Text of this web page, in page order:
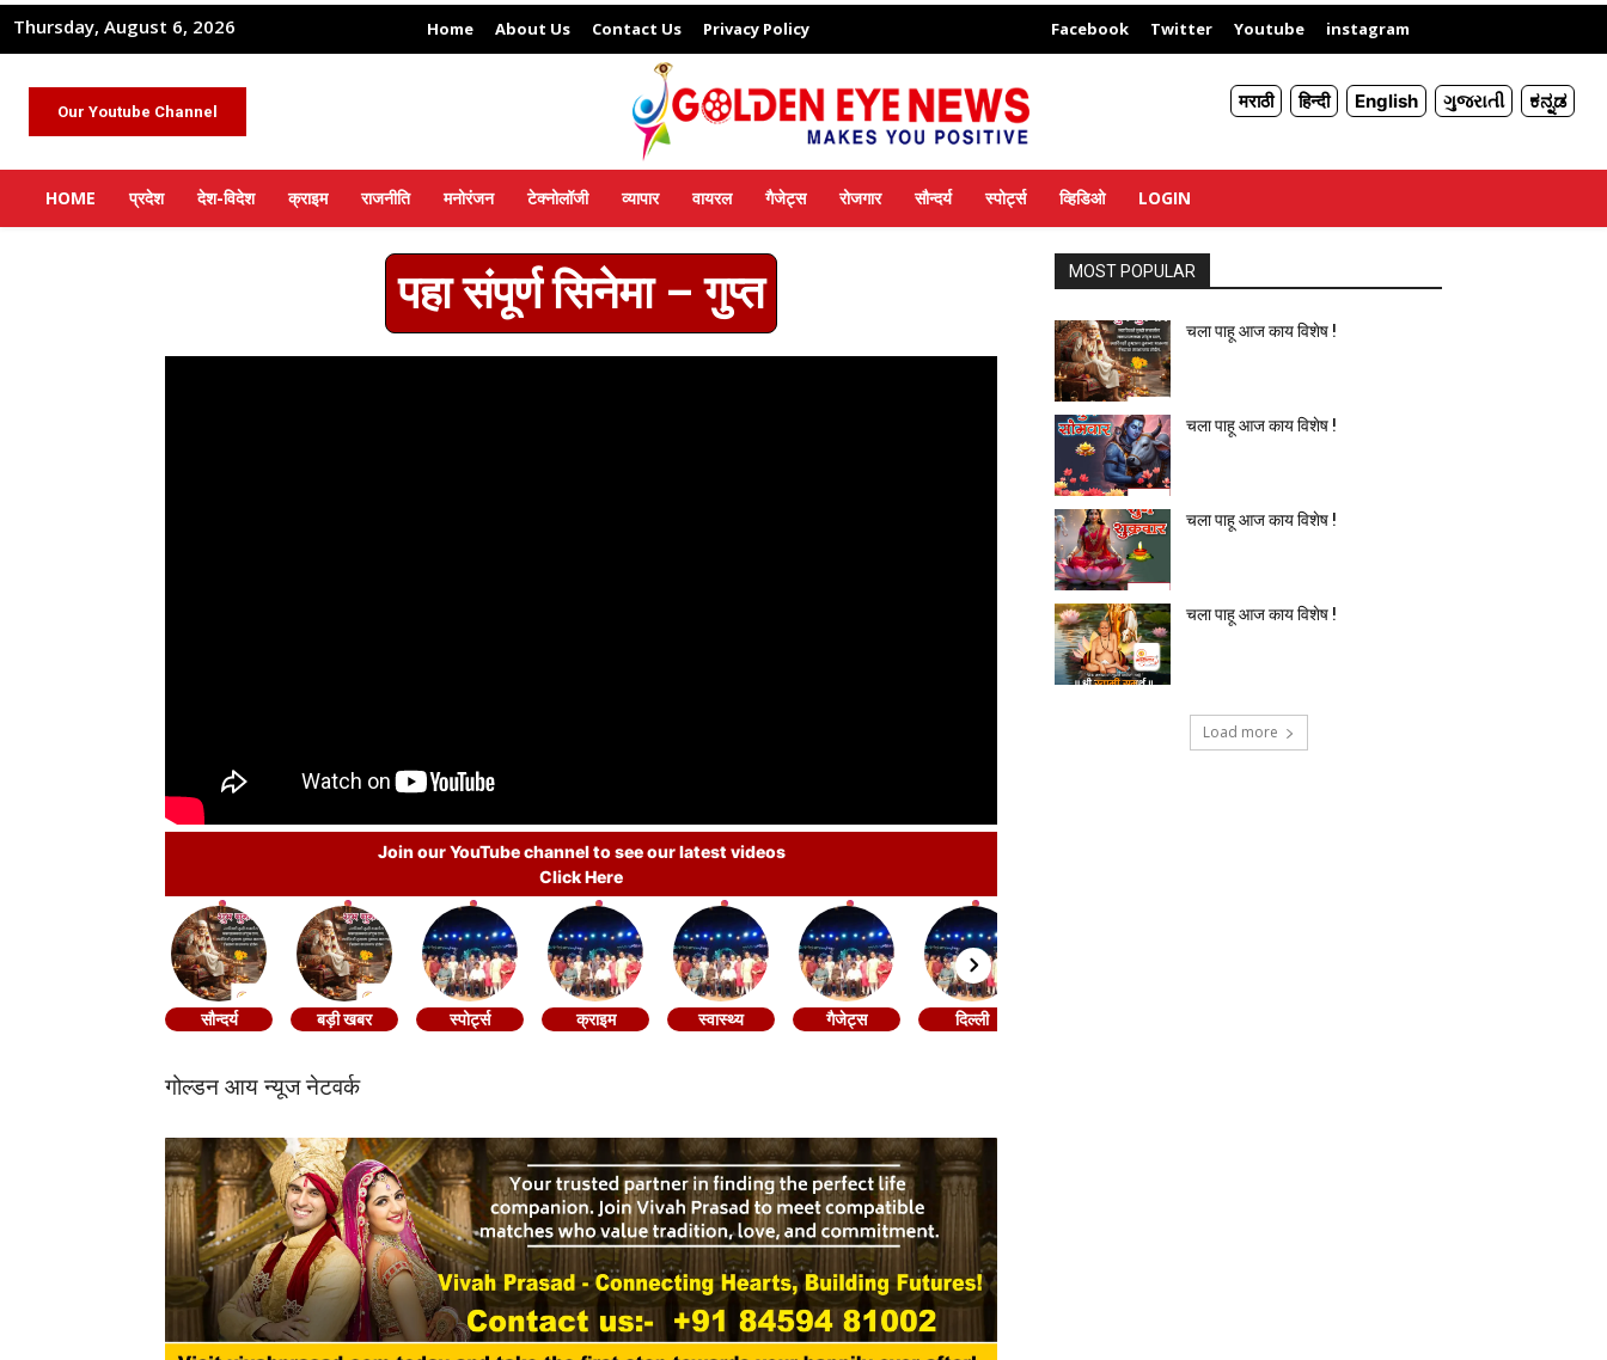
Thursday, August 6, 2026 Home About Us Contact Us Privacy Policy Facebook Twitter Youtube instagram
Our Youtube Channel मराठी हिन्दी English ગુજરાતી ಕನ್ನಡ
HOME प्रदेश देश-विदेश क्राइम राजनीति मनोरंजन टेक्नोलॉजी व्यापार वायरल गैजेट्स रोजगार सौन्दर्य स्पोर्ट्स व्हिडिओ LOGIN
पहा संपूर्ण सिनेमा – गुप्त
Join our YouTube channel to see our latest videos
Click Here
सौन्दर्य बड़ी खबर स्पोर्ट्स क्राइम स्वास्थ्य गैजेट्स दिल्ली
गोल्डन आय न्यूज नेटवर्क
MOST POPULAR
चला पाहू आज काय विशेष !
चला पाहू आज काय विशेष !
चला पाहू आज काय विशेष !
चला पाहू आज काय विशेष !
Load more